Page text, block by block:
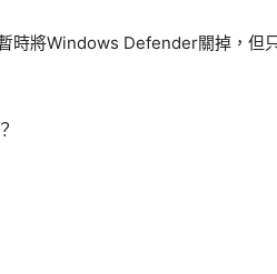
時將Windows Defender關掉，但